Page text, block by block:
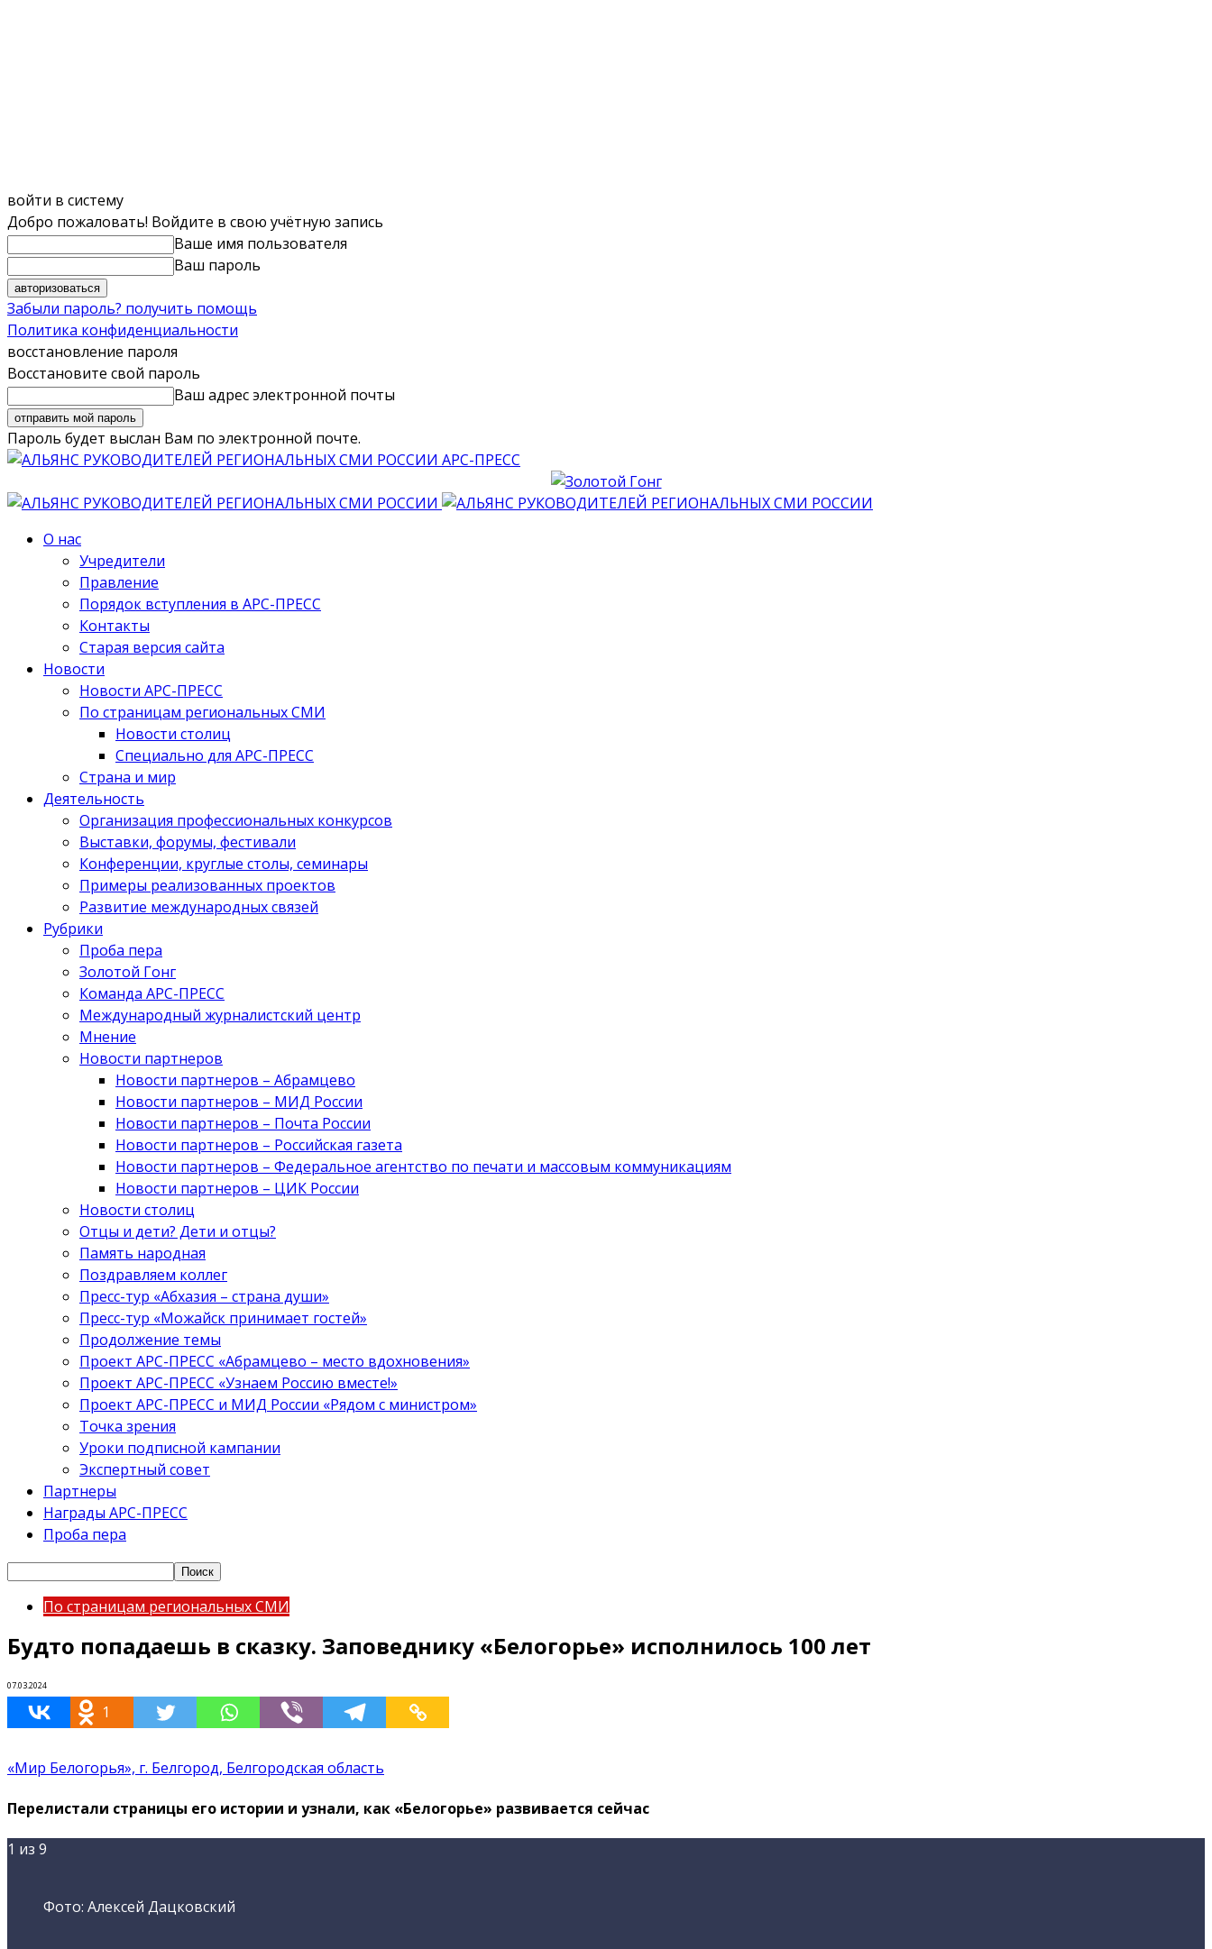
войти в систему
Добро пожаловать! Войдите в свою учётную запись
Ваше имя пользователя
Ваш пароль
Забыли пароль? получить помощь
Политика конфиденциальности
восстановление пароля
Восстановите свой пароль
Ваш адрес электронной почты
Пароль будет выслан Вам по электронной почте.
АРС-ПРЕСС
О нас
Учредители
Правление
Порядок вступления в АРС-ПРЕСС
Контакты
Старая версия сайта
Новости
Новости АРС-ПРЕСС
По страницам региональных СМИ
Новости столиц
Специально для АРС-ПРЕСС
Страна и мир
Деятельность
Организация профессиональных конкурсов
Выставки, форумы, фестивали
Конференции, круглые столы, семинары
Примеры реализованных проектов
Развитие международных связей
Рубрики
Проба пера
Золотой Гонг
Команда АРС-ПРЕСС
Международный журналистский центр
Мнение
Новости партнеров
Новости партнеров – Абрамцево
Новости партнеров – МИД России
Новости партнеров – Почта России
Новости партнеров – Российская газета
Новости партнеров – Федеральное агентство по печати и массовым коммуникациям
Новости партнеров – ЦИК России
Новости столиц
Отцы и дети? Дети и отцы?
Память народная
Поздравляем коллег
Пресс-тур «Абхазия – страна души»
Пресс-тур «Можайск принимает гостей»
Продолжение темы
Проект АРС-ПРЕСС «Абрамцево – место вдохновения»
Проект АРС-ПРЕСС «Узнаем Россию вместе!»
Проект АРС-ПРЕСС и МИД России «Рядом с министром»
Точка зрения
Уроки подписной кампании
Экспертный совет
Партнеры
Награды АРС-ПРЕСС
Проба пера
По страницам региональных СМИ
Будто попадаешь в сказку. Заповеднику «Белогорье» исполнилось 100 лет
07.03.2024
1
«Мир Белогорья», г. Белгород, Белгородская область
Перелистали страницы его истории и узнали, как «Белогорье» развивается сейчас
1 из 9
Фото: Алексей Дацковский